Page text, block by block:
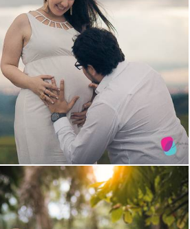
1765 19